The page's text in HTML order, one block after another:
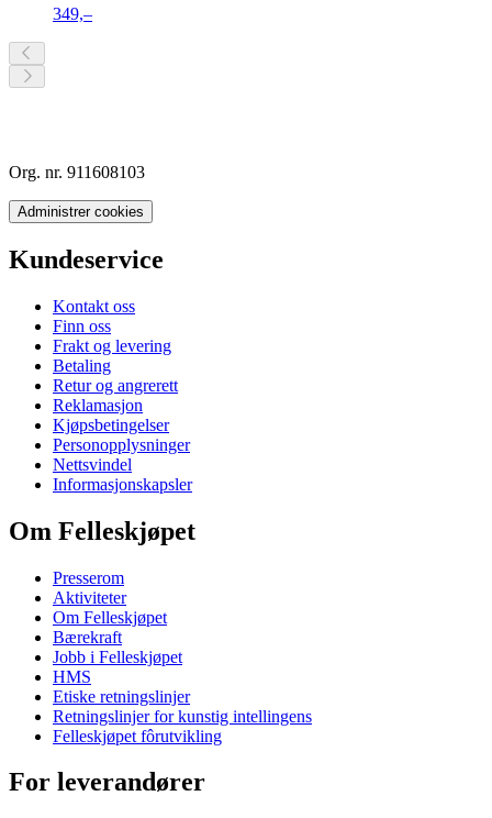
349,–
Org. nr. 911608103
Administrer cookies
Kundeservice
Kontakt oss
Finn oss
Frakt og levering
Betaling
Retur og angrerett
Reklamasjon
Kjøpsbetingelser
Personopplysninger
Nettsvindel
Informasjonskapsler
Om Felleskjøpet
Presserom
Aktiviteter
Om Felleskjøpet
Bærekraft
Jobb i Felleskjøpet
HMS
Etiske retningslinjer
Retningslinjer for kunstig intellingens
Felleskjøpet fôrutvikling
For leverandører